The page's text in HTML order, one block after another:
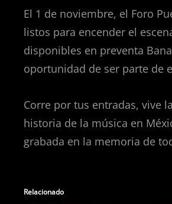
El 1 de noviembre, el Foro
listos para encender el
disponibles en preventa
oportunidad de ser parte de
Corre por tus entradas, vive
historia de la música en
grabada en la memoria de
Relacionado